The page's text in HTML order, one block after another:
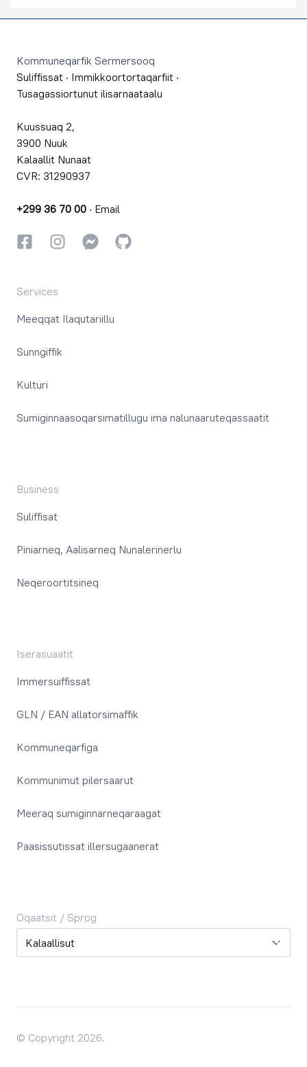
Kommuneqarfik Sermersooq
Suliffissat · Immikkoortortaqarfiit ·
Tusagassiortunut ilisarnaataalu
Kuussuaq 2,
3900 Nuuk
Kalaallit Nunaat
CVR: 31290937
+299 36 70 00 · Email
FacebookkiInstagrammiInstagrammi
GitHub
Services
Meeqqat Ilaqutariillu
Sunngiffik
Kulturi
Sumiginnaasoqarsimatillugu ima nalunaaruteqassaatit
Business
Suliffisat
Piniarneq, Aalisarneq Nunalerinerlu
Neqeroortitsineq
Iserasuaatit
Immersuiffissat
GLN / EAN allatorsimaffik
Kommuneqarfiga
Kommunimut pilersaarut
Meeraq sumiginnarneqaraagat
Paasissutissat illersugaanerat
Oqaatsit / Sprog
Oqaatsit / Sprog
© Copyright 2026.